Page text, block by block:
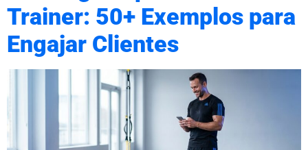
Trainer: 50+ Exemplos para
Engajar Clientes